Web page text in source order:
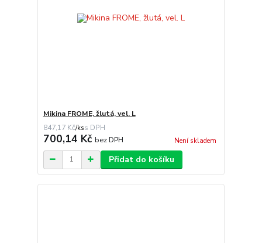
Mikina FROME, žlutá, vel. L
847,17 Kč/ks
700,14 Kč bez DPH Není skladem
Přidat do košíku